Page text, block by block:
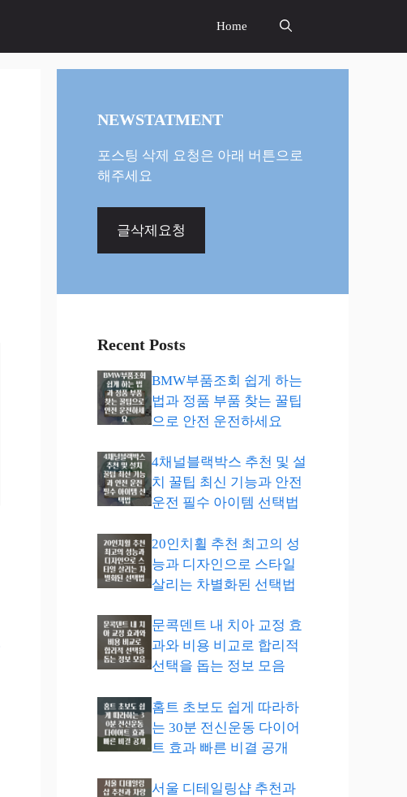
Home
NEWSTATMENT
포스팅 삭제 요청은 아래 버튼으로
해주세요
글삭제요청
Recent Posts
BMW부품조회 쉽게 하는
법과 정품 부품 찾는 꿀팁
으로 안전 운전하세요
4채널블랙박스 추천 및 설
치 꿀팁 최신 기능과 안전
운전 필수 아이템 선택법
20인치휠 추천 최고의 성
능과 디자인으로 스타일
살리는 차별화된 선택법
문콕덴트 내 치아 교정 효
과와 비용 비교로 합리적
선택을 돕는 정보 모음
홈트 초보도 쉽게 따라하
는 30분 전신운동 다이어
트 효과 빠른 비결 공개
서울 디테일링샵 추천과